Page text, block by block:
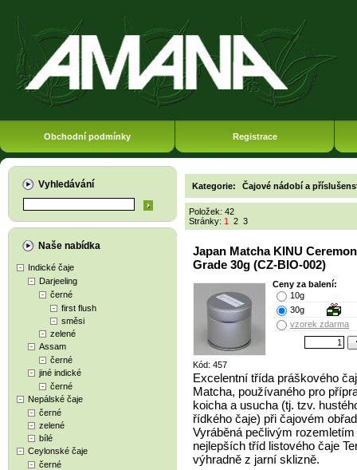
Obchodní podmínky Registrace
Vyhledávání
Naše nabídka
Indické čaje
Darjeeling
černé
first flush
směsi
zelené
Assam
černé
jiné indické
černé
Nepálské čaje
černé
zelené
bílé
Ceylonské čaje
černé
Kategorie: Čajové nádobí a
Položek: 42
Stránky: 1 2 3
Japan Matcha KINU
Grade 30g (CZ-BIO-002)
Kód: 457
Ceny za balení:
10g
30g
vzorek zdarma
Excelentní třída práškového
Matcha, používaného pro
koicha a usucha (tj. tzv.
řídkého čaje) při čajovém
Vyráběná pečlivým rozemletím
nejlepších tříd listového čaje
výhradně z jarní sklizně.